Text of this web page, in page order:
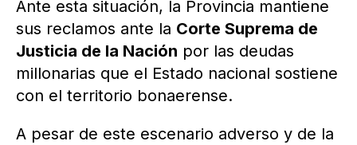
Ante esta situación, la Provincia mantiene
sus reclamos ante la Corte Suprema de
Justicia de la Nación por las deudas
millonarias que el Estado nacional sostiene
con el territorio bonaerense.
A pesar de este escenario adverso y de la